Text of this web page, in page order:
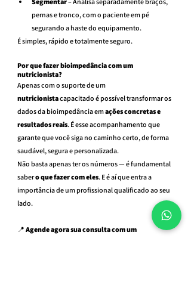
pernas e tronco, com o paciente em pé
segurando a haste do equipamento.
É simples, rápido e totalmente seguro.
Por que fazer bioimpedância com um
nutricionista?
Apenas com o suporte de um
nutricionista capacitado é possível transformar os
dados da bioimpedância em ações concretas e
resultados reais. É esse acompanhamento que
garante que você siga no caminho certo, de forma
saudável, segura e personalizada.
Não basta apenas ter os números — é fundamental
saber o que fazer com eles. E é aí que entra a
importância de um profissional qualificado ao seu
lado.
📍 Agende agora sua consulta com um